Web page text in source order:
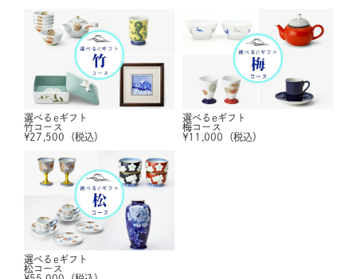
選べるeギフト
竹コース
¥27,500 （税込）
選べるeギフト
梅コース
¥11,000 （税込）
選べるeギフト
松コース